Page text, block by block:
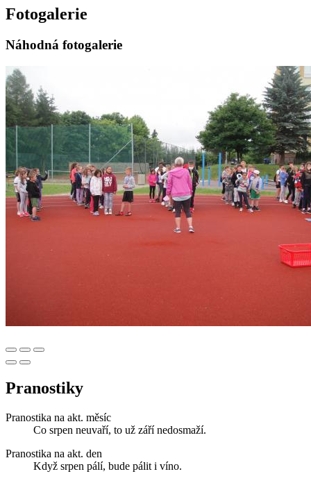
Fotogalerie
Náhodná fotogalerie
Pranostiky
Pranostika na akt. měsíc
Co srpen neuvaří, to už září nedosmaží.
Pranostika na akt. den
Když srpen pálí, bude pálit i víno.